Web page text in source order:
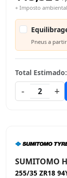
+ Imposto
Pneus a
Total Estimado:
-
2 +
SUMITOMO
255/35 ZR18